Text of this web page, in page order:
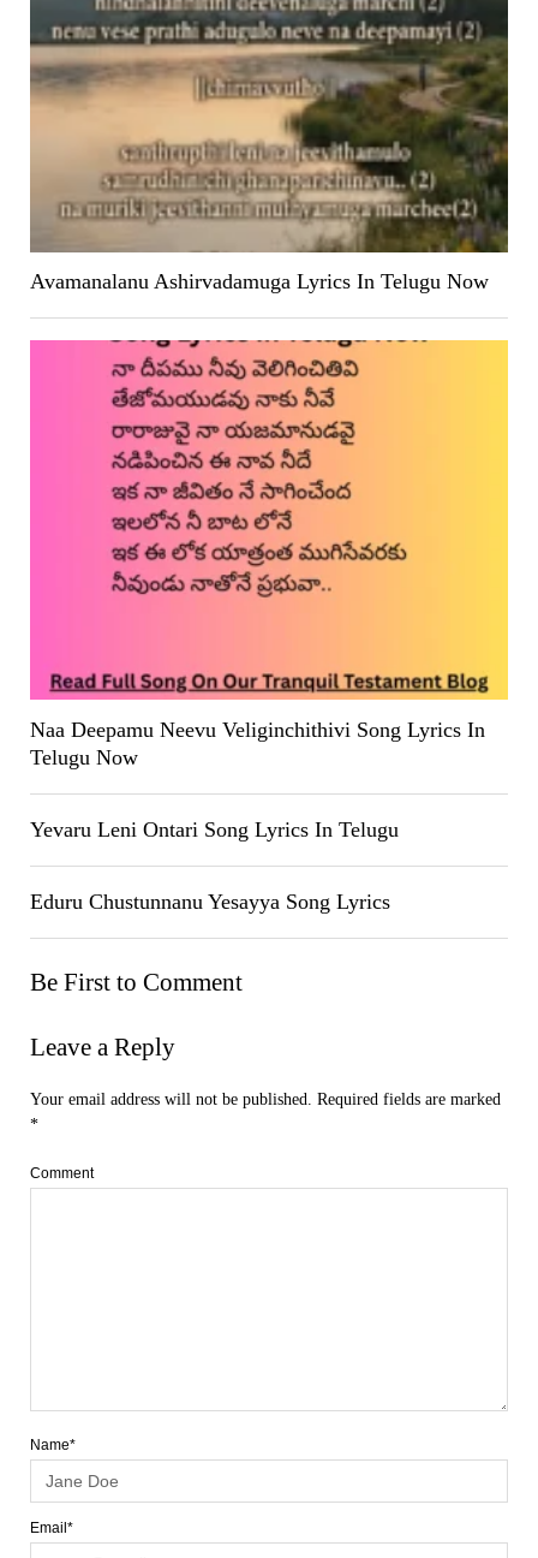
Avamanalanu Ashirvadamuga Lyrics In Telugu Now
Naa Deepamu Neevu Veliginchithivi Song Lyrics In
Telugu Now
Yevaru Leni Ontari Song Lyrics In Telugu
Eduru Chustunnanu Yesayya Song Lyrics
Be First to Comment
Leave a Reply
Your email address will not be published. Required fields are marked
*
Comment
Name*
Email*